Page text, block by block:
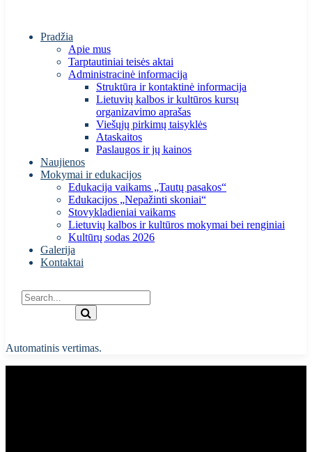
Pradžia
Apie mus
Tarptautiniai teisės aktai
Administracinė informacija
Struktūra ir kontaktinė informacija
Lietuvių kalbos ir kultūros kursų
organizavimo aprašas
Viešųjų pirkimų taisyklės
Ataskaitos
Paslaugos ir jų kainos
Naujienos
Mokymai ir edukacijos
Edukacija vaikams „Tautų pasakos“
Edukacijos „Nepažinti skoniai“
Stovykladieniai vaikams
Lietuvių kalbos ir kultūros mokymai bei renginiai
Kultūrų sodas 2026
Galerija
Kontaktai
Automatinis vertimas.